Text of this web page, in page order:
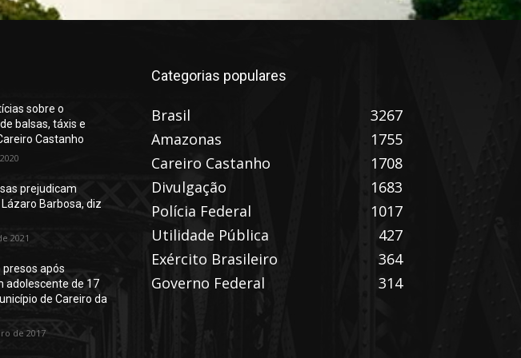
sobre o
balsas, táxis e
Castanho
prejudicam
Barbosa, diz
2021
presos após
adolescente de 17
de Careiro da
de 2017
Categorias populares
Brasil
3267
Amazonas
1755
Careiro Castanho
1708
Divulgação
1683
Polícia Federal
1017
Utilidade Pública
427
Exército Brasileiro
364
Governo Federal
314